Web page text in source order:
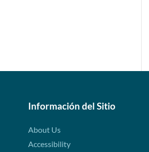
Información del Sitio
About Us
Accessibility